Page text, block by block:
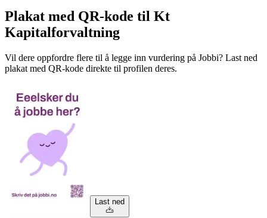
Plakat med QR-kode til Kt
Kapitalforvaltning
Vil dere oppfordre flere til å legge inn vurdering på Jobbi? Last ned
plakat med QR-kode direkte til profilen deres.
Last ned